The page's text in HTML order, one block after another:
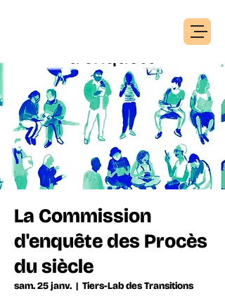
La Commission
d'enquête des Procès
du siècle
sam. 25 janv.
  |
Tiers-Lab des Transitions